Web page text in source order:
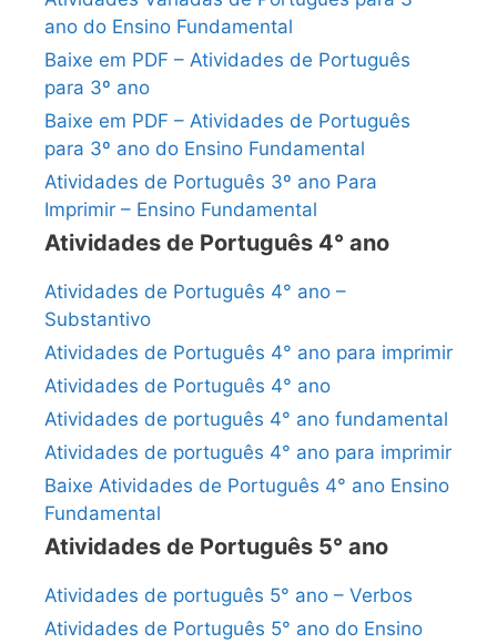
ano do Ensino Fundamental
Baixe em PDF – Atividades de Português
para 3º ano
Baixe em PDF – Atividades de Português
para 3º ano do Ensino Fundamental
Atividades de Português 3º ano Para
Imprimir – Ensino Fundamental
Atividades de Português 4° ano
Atividades de Português 4° ano –
Substantivo
Atividades de Português 4° ano para imprimir
Atividades de Português 4° ano
Atividades de português 4° ano fundamental
Atividades de português 4° ano para imprimir
Baixe Atividades de Português 4° ano Ensino
Fundamental
Atividades de Português 5° ano
Atividades de português 5° ano – Verbos
Atividades de Português 5° ano do Ensino